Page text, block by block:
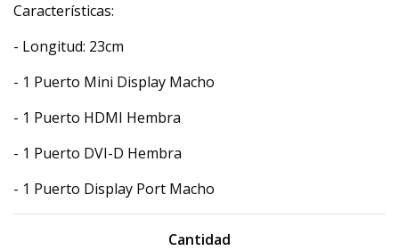
Características:
- Longitud: 23cm
- 1 Puerto Mini Display Macho
- 1 Puerto HDMI Hembra
- 1 Puerto DVI-D Hembra
- 1 Puerto Display Port Macho
Cantidad